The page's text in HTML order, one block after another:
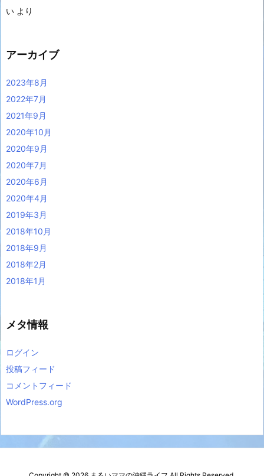
い より
アーカイブ
2023年8月
2022年7月
2021年9月
2020年10月
2020年9月
2020年7月
2020年6月
2020年4月
2019年3月
2018年10月
2018年9月
2018年2月
2018年1月
メタ情報
ログイン
投稿フィード
コメントフィード
WordPress.org